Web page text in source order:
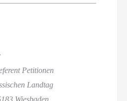
Petitionen
Landtag